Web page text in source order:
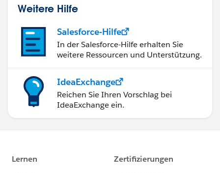
Weitere Hilfe
Salesforce-Hilfe
In der Salesforce-Hilfe erhalten Sie
weitere Ressourcen und Unterstützung.
IdeaExchange
Reichen Sie Ihren Vorschlag bei
IdeaExchange ein.